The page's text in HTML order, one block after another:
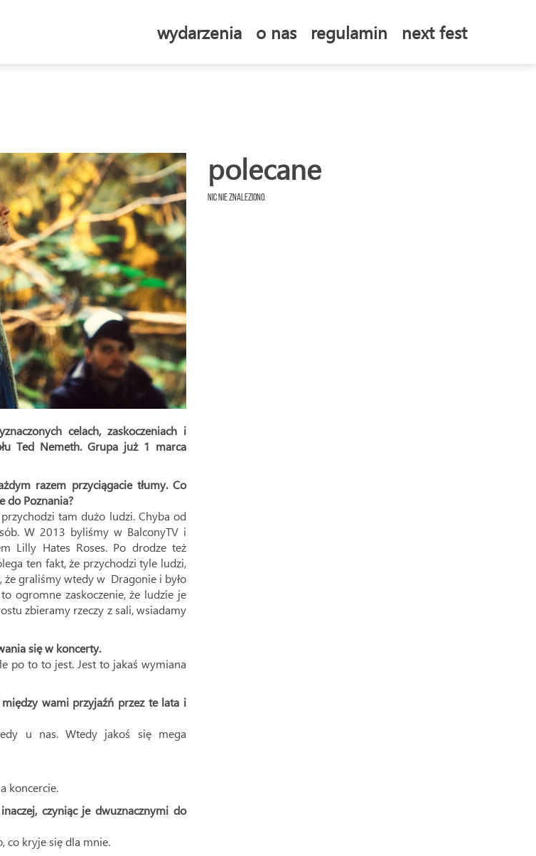
wydarzenia o nas regulamin next fest
celach, zaskoczeniach i
Ted Nemeth. Grupa już 1 marca
razem przyciągacie tłumy. Co
do Poznania?
przychodzi tam dużo ludzi. Chyba od
W 2013 byliśmy w BalconyTV i
Lilly Hates Roses. Po drodze też
ten fakt, że przychodzi tyle ludzi,
że graliśmy wtedy w Dragonie i było
ogromne zaskoczenie, że ludzie je
zbieramy rzeczy z sali, wsiadamy
się w koncerty.
po to to jest. Jest to jakaś wymiana
między wami przyjaźń przez te lata i
u nas. Wtedy jakoś się mega
koncercie.
czyniąc je dwuznacznymi do
co kryje się dla mnie.
polecane
Nic nie znaleziono.